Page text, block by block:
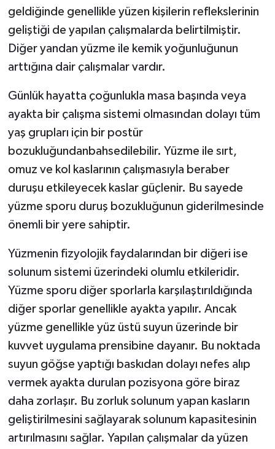
geldiğinde genellikle yüzen kişilerin reflekslerinin
geliştiği de yapılan çalışmalarda belirtilmiştir.
Diğer yandan yüzme ile kemik yoğunluğunun
arttığına dair çalışmalar vardır.
Günlük hayatta çoğunlukla masa başında veya
ayakta bir çalışma sistemi olmasından dolayı tüm
yaş grupları için bir postür
bozukluğundanbahsedilebilir. Yüzme ile sırt,
omuz ve kol kaslarının çalışmasıyla beraber
duruşu etkileyecek kaslar güçlenir. Bu sayede
yüzme sporu duruş bozukluğunun giderilmesinde
önemli bir yere sahiptir.
Yüzmenin fizyolojik faydalarından bir diğeri ise
solunum sistemi üzerindeki olumlu etkileridir.
Yüzme sporu diğer sporlarla karşılaştırıldığında
diğer sporlar genellikle ayakta yapılır. Ancak
yüzme genellikle yüz üstü suyun üzerinde bir
kuvvet uygulama prensibine dayanır. Bu noktada
suyun göğse yaptığı baskıdan dolayı nefes alıp
vermek ayakta durulan pozisyona göre biraz
daha zorlaşır. Bu zorluk solunum yapan kasların
geliştirilmesini sağlayarak solunum kapasitesinin
artırılmasını sağlar. Yapılan çalışmalar da yüzen